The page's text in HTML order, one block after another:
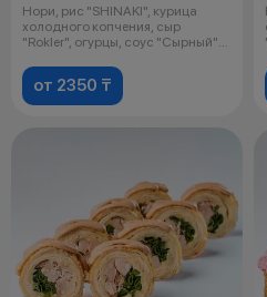
Нори, рис "SHINAKI", курица
холодного копчения, сыр
"Rokler", огурцы, соус "Сырный"
от 2350 ₸